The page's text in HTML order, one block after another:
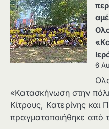
6
«Κατασκήνωση στην
Κίτρους, Κατερίνης
πραγματοποιήθηκε από